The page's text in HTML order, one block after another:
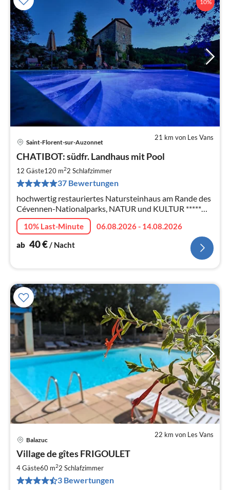
10%
21 km von Les Vans
Saint-Florent-sur-Auzonnet
CHATIBOT: südfr. Landhaus mit Pool
12 Gäste120 m22 Schlafzimmer
37 Bewertungen
hochwertig restauriertes Natursteinhaus am Rande des
Cévennen-Nationalparks, NATUR und KULTUR *****
Spezielle Stornobedingungen im Falle von COVID
10% Last-Minute
06.08.2026 - 14.08.2026
ab 40€/ Nacht
22 km von Les Vans
Balazuc
Village de gîtes FRIGOULET
4 Gäste60 m22 Schlafzimmer
3 Bewertungen